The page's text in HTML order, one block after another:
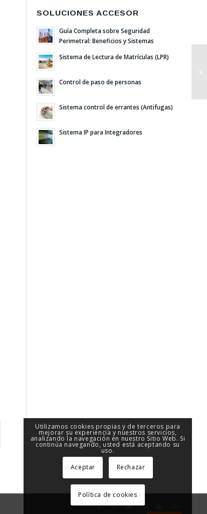
SOLUCIONES ACCESOR
Guía Completa sobre Seguridad
Perimetral: Beneficios y Sistemas
Sistema de Lectura de Matrículas (LPR)
Control de paso de personas
Sistema control de errantes (Antifugas)
Sistema IP para Integradores
Utilizamos cookies propias y de terceros para
mejorar su experiencia y nuestros servicios,
analizando la navegación en nuestro Sitio Web. Si
continúa navegando, usted está aceptando su
uso.
Aceptar
Rechazar
Política de cookies